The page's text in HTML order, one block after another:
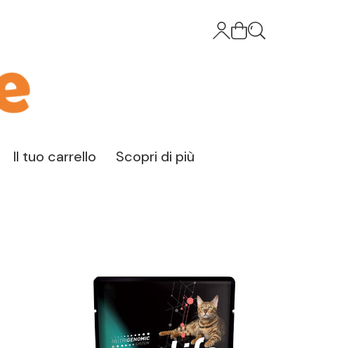
Il tuo carrello Scopri di più